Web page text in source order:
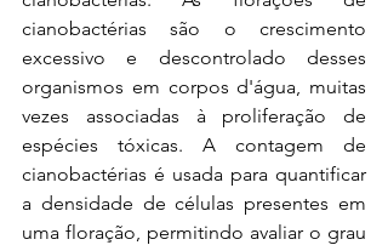
cianobactérias são o crescimento
excessivo e descontrolado desses
organismos em corpos d'água, muitas
vezes associadas à proliferação de
espécies tóxicas. A contagem de
cianobactérias é usada para quantificar
a densidade de células presentes em
uma floração, permitindo avaliar o grau